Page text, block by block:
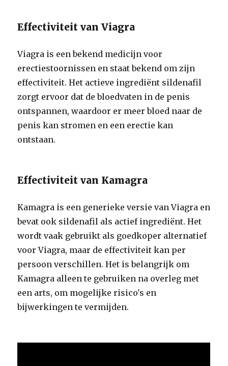
Effectiviteit van Viagra
Viagra is een bekend medicijn voor
erectiestoornissen en staat bekend om zijn
effectiviteit. Het actieve ingrediënt sildenafil
zorgt ervoor dat de bloedvaten in de penis
ontspannen, waardoor er meer bloed naar de
penis kan stromen en een erectie kan
ontstaan.
Effectiviteit van Kamagra
Kamagra is een generieke versie van Viagra en
bevat ook sildenafil als actief ingrediënt. Het
wordt vaak gebruikt als goedkoper alternatief
voor Viagra, maar de effectiviteit kan per
persoon verschillen. Het is belangrijk om
Kamagra alleen te gebruiken na overleg met
een arts, om mogelijke risico's en
bijwerkingen te vermijden.